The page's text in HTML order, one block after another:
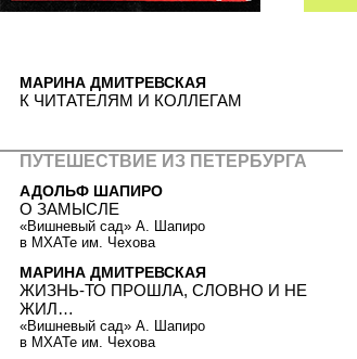
МАРИНА ДМИТРЕВСКАЯ
К ЧИТАТЕЛЯМ И КОЛЛЕГАМ
ПУТЕШЕСТВИЕ ИЗ ПЕТЕРБУРГА
АДОЛЬФ ШАПИРО
О ЗАМЫСЛЕ
«Вишневый сад» А. Шапиро
в МХАТе им. Чехова
МАРИНА ДМИТРЕВСКАЯ
ЖИЗНЬ-ТО ПРОШЛА, СЛОВНО И НЕ
ЖИЛ…
«Вишневый сад» А. Шапиро
в МХАТе им. Чехова